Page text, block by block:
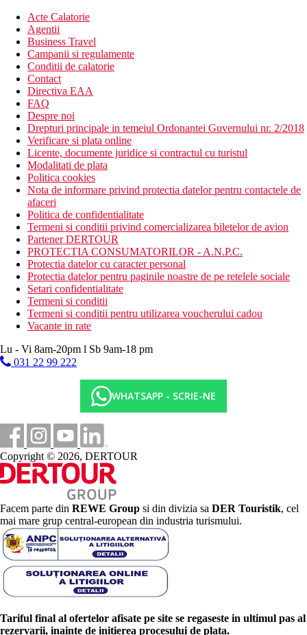
Acte Calatorie
Agentii
Business Travel
Campanii si regulamente
Conditii de calatorie
Contact
Directiva EAA
FAQ
Despre noi
Drepturi principale in temeiul Ordonantei Guvernului nr. 2/2018
Verificare si plata online
Licente, documente juridice si contractul cu turistul
Modalitati de plata
Politica cookies
Nota de informare privind protectia datelor pentru contactele de
afaceri
Politica de confidentialitate
Termeni si conditii privind comercializarea biletelor de avion
Partener DERTOUR
PROTECTIA CONSUMATORILOR - A.N.P.C.
Protectia datelor cu caracter personal
Protectia datelor pentru paginile noastre de pe retelele sociale
Setari confidentialitate
Termeni si conditii
Termeni si conditii pentru utilizarea voucherului cadou
Vacante in rate
Lu - Vi 8am-20pm l Sb 9am-18 pm
031 22 99 222
WHATSAPP - SCRIE-NE
Copyright © 2026, DERTOUR
Facem parte din REWE Group si din divizia sa DER Touristik, cel
mai mare grup central-european din industria turismului.
Tariful final al ofertelor afisate pe site se regaseste in ultimul pas al
rezervarii, inainte de initierea procesului de plata.